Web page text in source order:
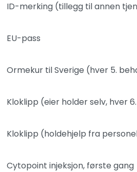
ID-merking (tillegg til annen
EU-pass
Ormekur til Sverige (hver 5.
Kloklipp (eier holder selv, hver
Kloklipp (holdehjelp fra
Cytopoint injeksjon, første gang